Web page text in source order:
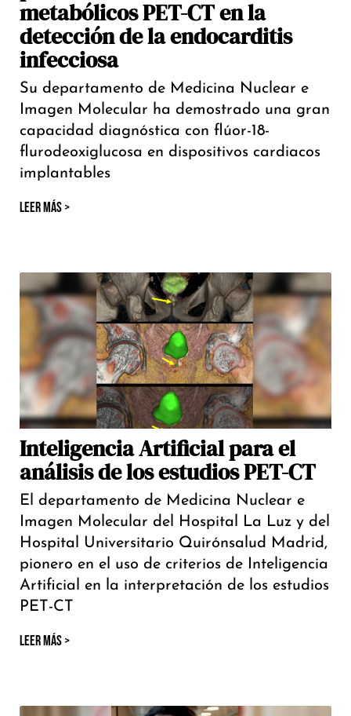
metabólicos PET-CT en la
detección de la endocarditis
infecciosa
Su departamento de Medicina Nuclear e
Imagen Molecular ha demostrado una gran
capacidad diagnóstica con flúor-18-
flurodeoxiglucosa en dispositivos cardiacos
implantables
LEER MÁS >
Inteligencia Artificial para el
análisis de los estudios PET-CT
El departamento de Medicina Nuclear e
Imagen Molecular del Hospital La Luz y del
Hospital Universitario Quirónsalud Madrid,
pionero en el uso de criterios de Inteligencia
Artificial en la interpretación de los estudios
PET-CT
LEER MÁS >